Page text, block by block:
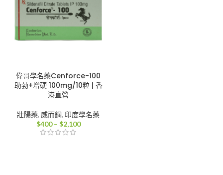
偉哥學名藥Cenforce-100
助勃+增硬 100mg/10粒 | 香
港直營
壯陽藥, 威而鋼, 印度學名藥
$400 – $2,100價